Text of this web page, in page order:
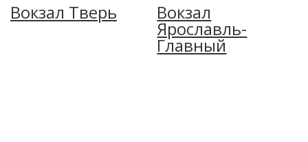
Вокзал Тверь Вокзал
Ярославль-
Главный